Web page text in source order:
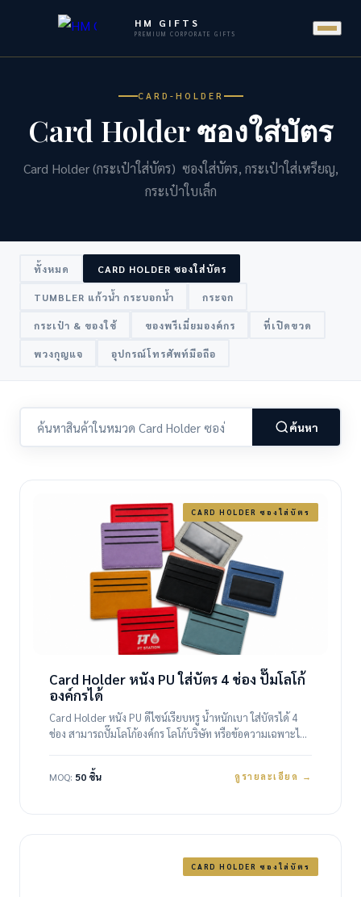
HM GIFTS
PREMIUM CORPORATE GIFTS
CARD-HOLDER
Card Holder ซองใส่บัตร
Card Holder (กระเป๋าใส่บัตร) ซองใส่บัตร, กระเป๋าใส่เหรียญ,
กระเป๋าใบเล็ก
ทั้งหมด CARD HOLDER ซองใส่บัตร
TUMBLER แก้วน้ำ กระบอกน้ำ กระจก
กระเป๋า & ของใช้ ของพรีเมี่ยมองค์กร ที่เปิดขวด
พวงกุญแจ อุปกรณ์โทรศัพท์มือถือ
ค้นหา
CARD HOLDER ซองใส่บัตร
Card Holder หนัง PU ใส่บัตร 4 ช่อง ปั๊มโลโก้
องค์กรได้
Card Holder หนัง PU ดีไซน์เรียบหรู น้ำหนักเบา ใส่บัตรได้ 4
ช่อง สามารถปั๊มโลโก้องค์กร โลโก้บริษัท หรือข้อความเฉพาะได้
ชำร่วยในโอกาสพิเศษCard Holder หนัง PU…
MOQ: 50 ชิ้น ดูรายละเอียด →
CARD HOLDER ซองใส่บัตร